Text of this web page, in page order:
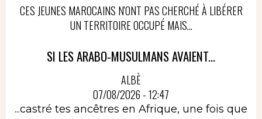
CES JEUNES MAROCAINS N'ONT PAS CHERCHÉ À LIBÉRER
UN TERRITOIRE OCCUPÉ MAIS...
SI LES ARABO-MUSULMANS AVAIENT...
ALBÈ
07/08/2026 - 12:47
...castré tes ancêtres en Afrique, une fois que